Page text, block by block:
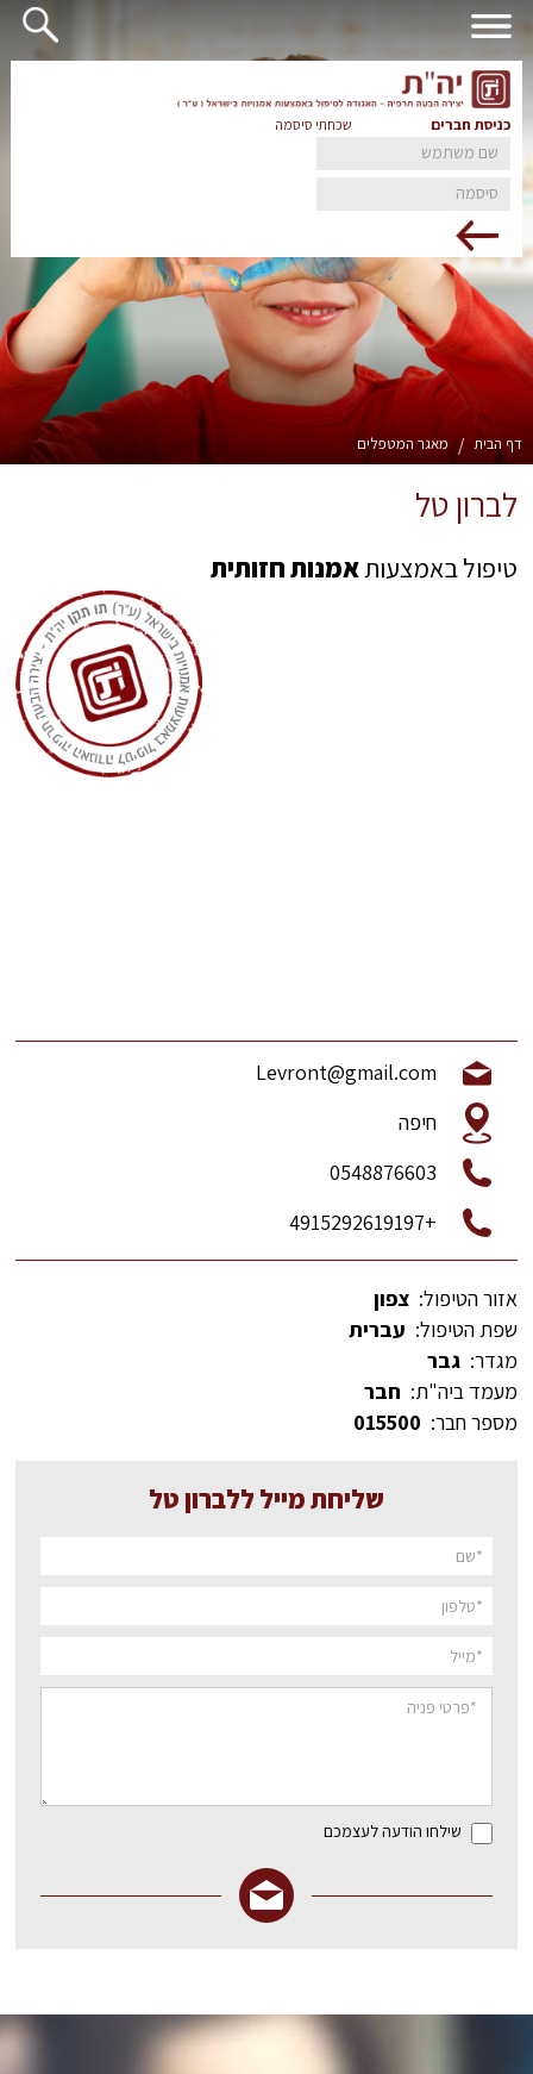
כניסת חברים שכחתי סיסמה
דף הבית / מאגר המטפלים
לברון טל
טיפול באמצעותאמנות חזותית
Levront@gmail.com
חיפה
0548876603
+4915292619197
אזור הטיפול: צפון
שפת הטיפול: עברית
מגדר: גבר
מעמד ביה"ת: חבר
מספר חבר: 015500
שליחת מייל ללברון טל
שילחו הודעה לעצמכם